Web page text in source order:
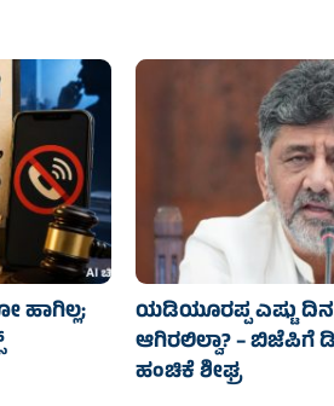
ಹಾಗಿಲ್ಲ;
ಯಡಿಯೂರಪ್ಪ ಎಷ್ಟು ದಿನ
ಆಗಿರಲಿಲ್ವಾ? – ಬಿಜೆಪಿಗೆ
ಹಂಚಿಕೆ ಶೀಘ್ರ